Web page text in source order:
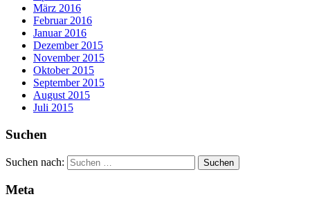
März 2016
Februar 2016
Januar 2016
Dezember 2015
November 2015
Oktober 2015
September 2015
August 2015
Juli 2015
Suchen
Suchen nach:
Meta